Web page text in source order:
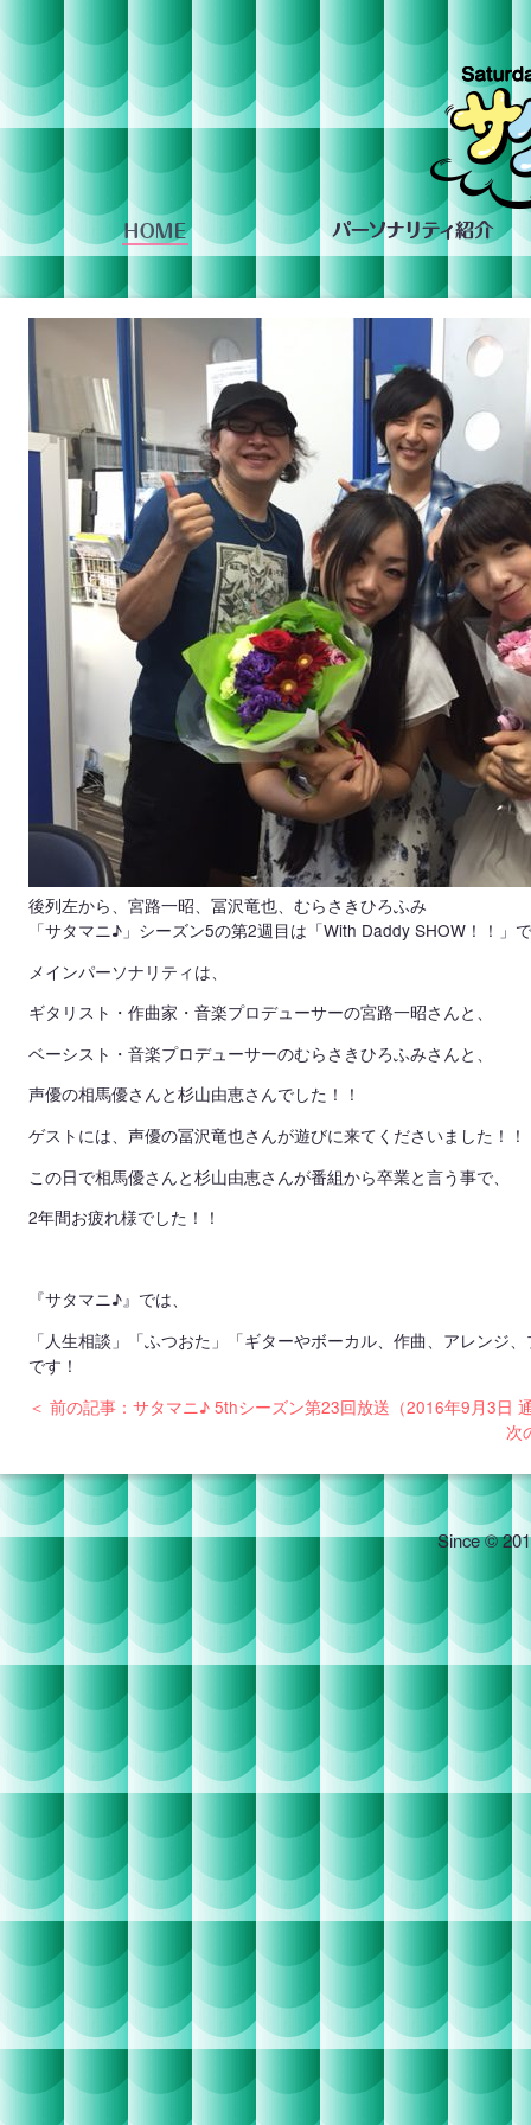
後列左から、宮路一昭、冨沢竜也、むらさきひろふみ
「サタマニ♪」シーズン5の第2週目は「With Daddy SHOW！！」
メインパーソナリティは、
ギタリスト・作曲家・音楽プロデューサーの宮路一昭さんと、
ベーシスト・音楽プロデューサーのむらさきひろふみさんと、
声優の相馬優さんと杉山由恵さんでした！！
ゲストには、声優の冨沢竜也さんが遊びに来てくださいました！！
この日で相馬優さんと杉山由恵さんが番組から卒業と言う事で、
2年間お疲れ様でした！！
『サタマニ♪』では、
「人生相談」「ふつおた」「ギターやボーカル、作曲、アレン
です！
＜ 前の記事：サタマニ♪ 5thシーズン第23回放送（2016年9月3日
次
Since ©